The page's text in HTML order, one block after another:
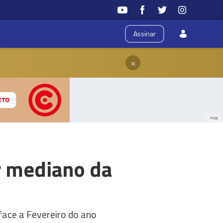
Assinar
×
PUB
da
a Fevereiro do ano